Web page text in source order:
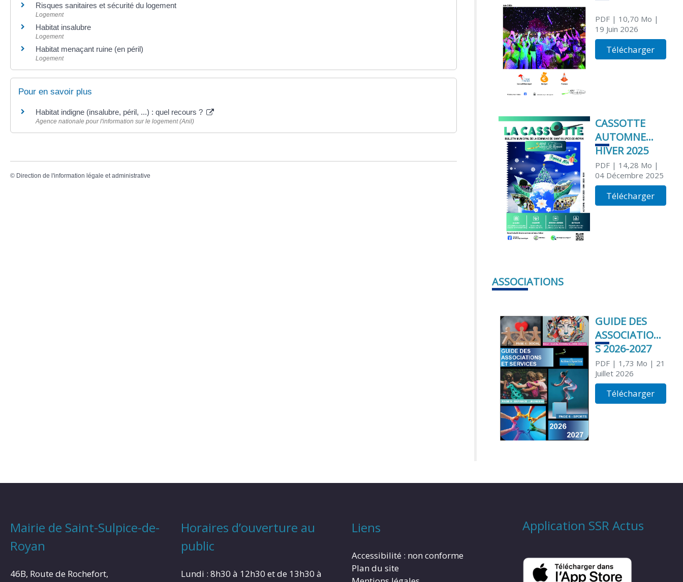
Risques sanitaires et sécurité du logement
Logement
Habitat insalubre
Logement
Habitat menaçant ruine (en péril)
Logement
Pour en savoir plus
Habitat indigne (insalubre, péril, ...) : quel recours ?
Agence nationale pour l'information sur le logement (Anil)
© Direction de l'information légale et administrative
PDF| 10,70 Mo |
19 Juin 2026
Télécharger
CASSOTTE
AUTOMNE
HIVER 2025
PDF| 14,28 Mo |
04 Décembre 2025
Télécharger
ASSOCIATIONS
GUIDE DES
ASSOCIATION
S 2026-2027
PDF| 1,73 Mo | 21
Juillet 2026
Télécharger
Mairie de Saint-Sulpice-de-
Royan
46B, Route de Rochefort,
Horaires d’ouverture au
public
Lundi : 8h30 à 12h30 et de 13h30 à
Liens
Accessibilité : non conforme
Plan du site
Application SSR Actus